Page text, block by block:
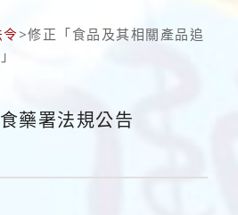
>修正「食品及其相關產品追
藥署法規公告